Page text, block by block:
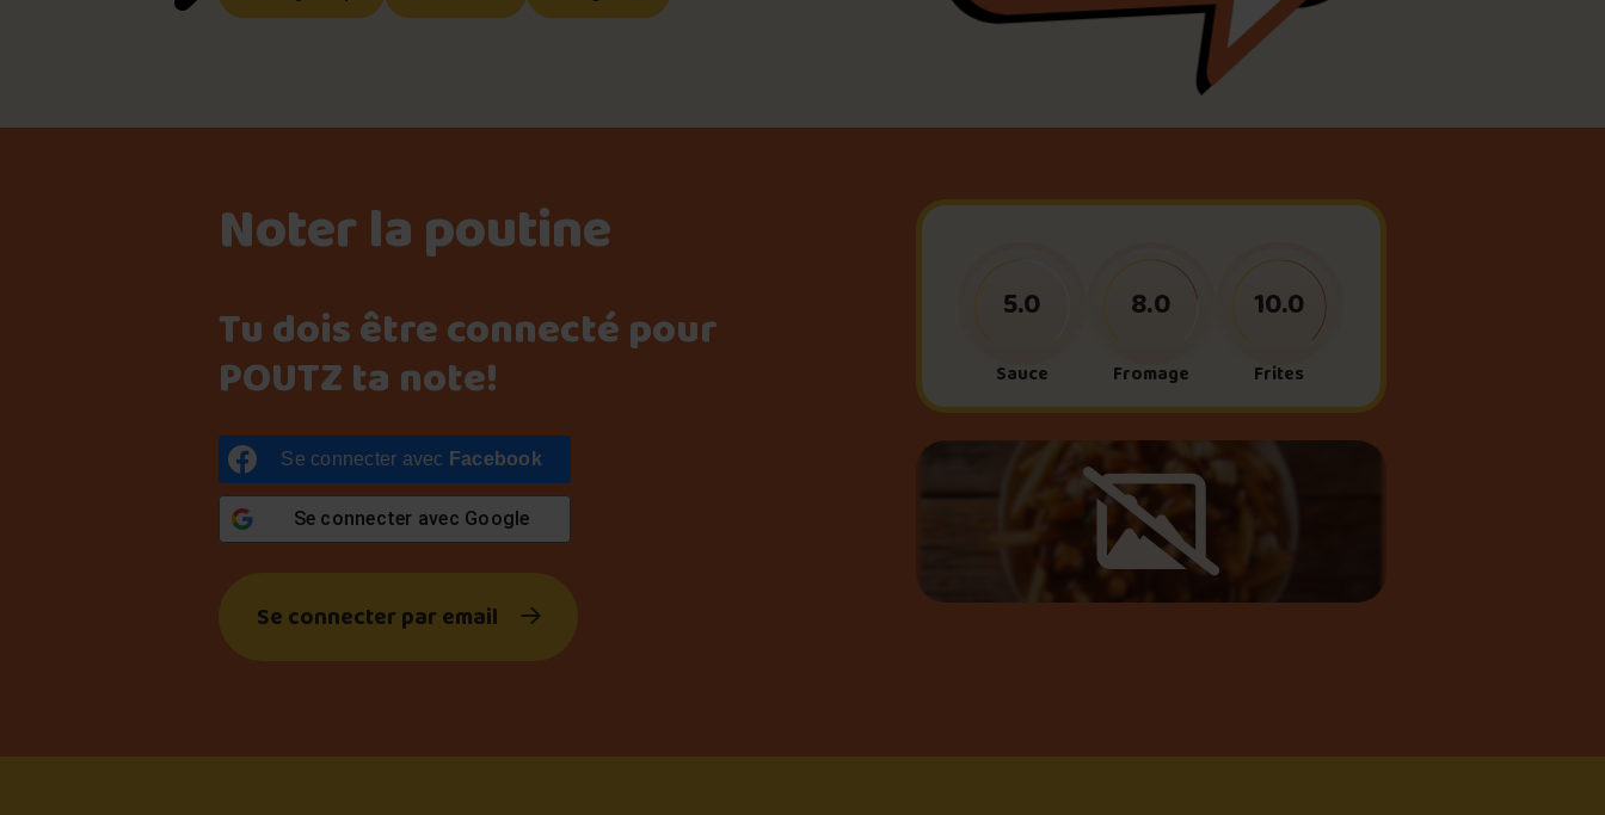
Le palmarès d’Olivier Primeau
Foire aux questions
Noter la poutine
Tu dois être connecté pour
POUTZ ta note!
Se connecter avec Facebook
Se connecter avec Google
Se connecter par email
Sauce
5.0
Fromage
8.0
Frites
10.0